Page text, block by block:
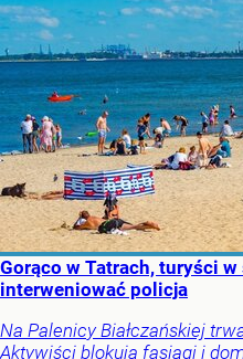
Gorąco w Tatrach, turyści w
interweniować policja
Na Palenicy Białczańskiej
Aktywiści blokują fasiągi i